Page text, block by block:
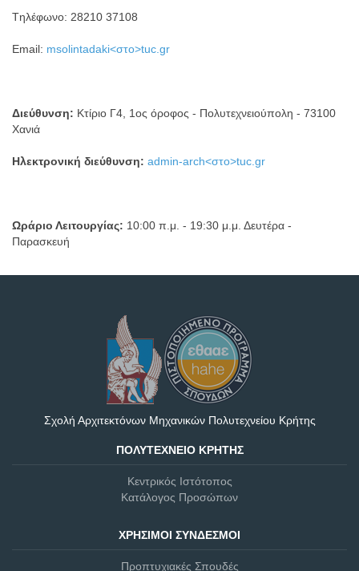
Tηλέφωνο: 28210 37108
Email: msolintadaki<στο>tuc.gr
Διεύθυνση: Κτίριο Γ4, 1ος όροφος - Πολυτεχνειούπολη - 73100
Χανιά
Ηλεκτρονική διεύθυνση: admin-arch<στο>tuc.gr
Ωράριο Λειτουργίας: 10:00 π.μ. - 19:30 μ.μ. Δευτέρα -
Παρασκευή
Σχολή Αρχιτεκτόνων Μηχανικών Πολυτεχνείου Κρήτης
ΠΟΛΥΤΕΧΝΕΊΟ ΚΡΉΤΗΣ
Κεντρικός Ιστότοπος
Κατάλογος Προσώπων
ΧΡΉΣΙΜΟΙ ΣΎΝΔΕΣΜΟΙ
Προπτυχιακές Σπουδές